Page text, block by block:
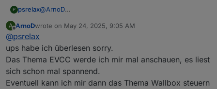
P psrelax@ArnoD
17. Mai 2025, 23:32 gesehen hast :-)
A
Offline
ArnoDwrote on May 24, 2025, 9:05 AM
last edited by
@psrelax
ups habe ich überlesen sorry.
Das Thema EVCC werde ich mir mal anschauen, es liest
sich schon mal spannend.
Eventuell kann ich mir dann das Thema Wallbox steuern